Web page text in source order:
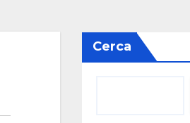
Cerca